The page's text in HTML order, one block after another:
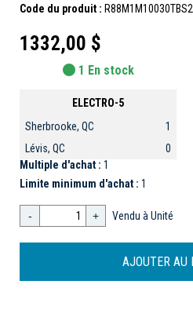
Code du produit : R88M1M10030TBS2
1332,00 $
1 En stock
ELECTRO-5
Sherbrooke, QC
1
Lévis, QC
0
Multiple d'achat : 1
Limite minimum d'achat : 1
- + Vendu à Unité